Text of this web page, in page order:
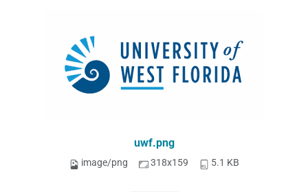
uwf.png
image/png 318x159 5.1 KB